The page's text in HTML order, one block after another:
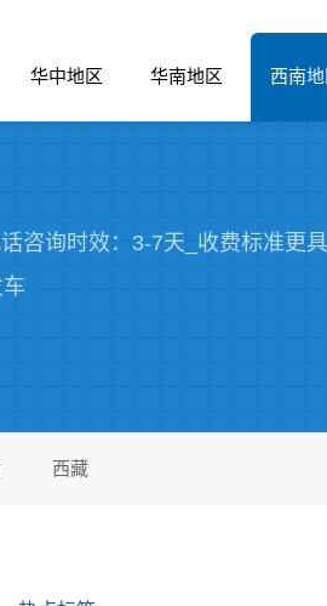
华中地区 华南地区 西南
咨询时效：3-7天_收费标准更
西藏